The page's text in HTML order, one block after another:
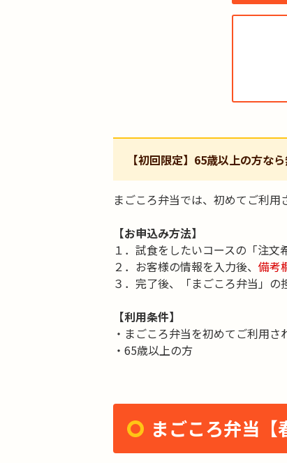
【初回限定】65歳以上の方な
まごころ弁当では、初めてご利用
【お申込み方法】
１．試食をしたいコースの「注
２．お客様の情報を入力後、 備考
３．完了後、「まごころ弁当」の
【利用条件】
・まごころ弁当を初めてご利用さ
・65歳以上の方
まごころ弁当【